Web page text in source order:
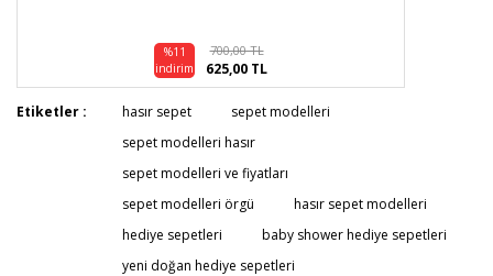
%11
indirim
700,00 TL
625,00 TL
Etiketler : hasır sepet
sepet modelleri
sepet modelleri hasır
sepet modelleri ve fiyatları
sepet modelleri örgü
hasır sepet modelleri
hediye sepetleri
baby shower hediye sepetleri
yeni doğan hediye sepetleri